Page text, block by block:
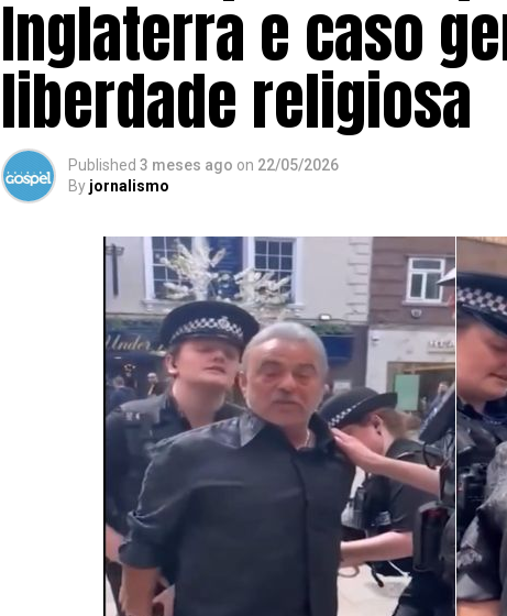
Inglaterra e caso
liberdade religiosa
Published 3 meses ago on 22/05/2026
By jornalismo